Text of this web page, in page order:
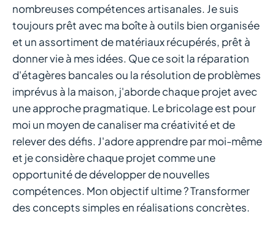
nombreuses compétences artisanales. Je suis
toujours prêt avec ma boîte à outils bien organisée
et un assortiment de matériaux récupérés, prêt à
donner vie à mes idées. Que ce soit la réparation
d'étagères bancales ou la résolution de problèmes
imprévus à la maison, j'aborde chaque projet avec
une approche pragmatique. Le bricolage est pour
moi un moyen de canaliser ma créativité et de
relever des défis. J'adore apprendre par moi-même
et je considère chaque projet comme une
opportunité de développer de nouvelles
compétences. Mon objectif ultime ? Transformer
des concepts simples en réalisations concrètes.